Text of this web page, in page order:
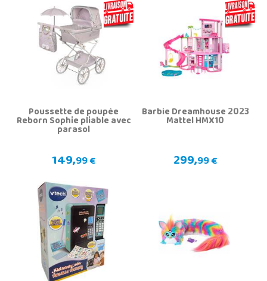
Poussette de poupée
Reborn Sophie pliable avec
parasol
149,99 €
Barbie Dreamhouse 2023
Mattel HMX10
299,99 €